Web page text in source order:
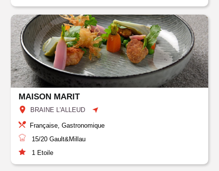
MAISON MARIT
BRAINE L'ALLEUD
Française, Gastronomique
15/20 Gault&Millau
1 Etoile